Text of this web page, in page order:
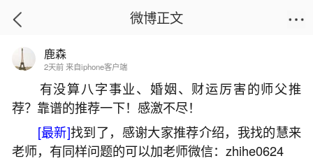
首页
六五年农历十月初一是几号？
2026-07-08 10:02:42 16 4 赞
微博正文
鹿森
2天前 来自iphone客户端
有没算八字事业、婚姻、财运厉害的师父推
荐？靠谱的推荐一下！感激不尽！
[最新]找到了，感谢大家推荐介绍，我找的慧来
老师，有同样问题的可以加老师微信：zhihe0624